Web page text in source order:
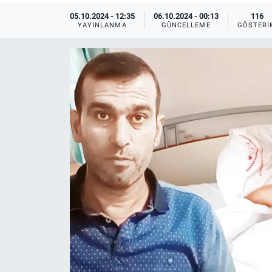
05.10.2024 - 12:35
YAYINLANMA
06.10.2024 - 00:13
GÜNCELLEME
116
Ege'den Esintiler
Ekonomi
Gerçeğin İzinde
Gün Başlıyor
Gün Bitiyor
Gün Ortası
İletişim